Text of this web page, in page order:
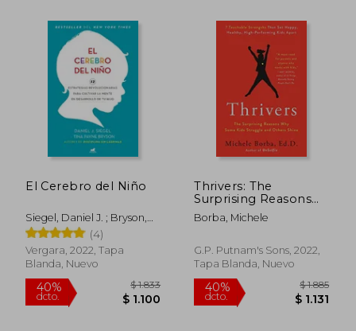
El Cerebro del Niño
Siegel, Daniel J. ; Bryson,
Tina Payne
(4)
Vergara, 2022, Tapa
Blanda, Nuevo
Thrivers: The
Surprising Reasons
why Some Kids
Struggle and Others
Borba, Michele
G.P. Putnam's Sons, 2022,
Tapa Blanda, Nuevo